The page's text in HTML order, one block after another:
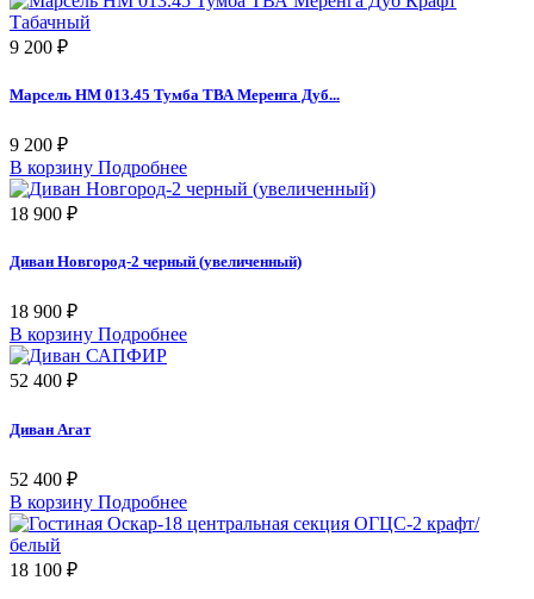
9 200 ₽
Марсель НМ 013.45 Тумба ТВА Меренга Дуб...
9 200 ₽
В корзину Подробнее
18 900 ₽
Диван Новгород-2 черный (увеличенный)
18 900 ₽
В корзину Подробнее
52 400 ₽
Диван Агат
52 400 ₽
В корзину Подробнее
18 100 ₽